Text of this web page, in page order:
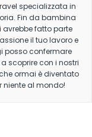
specializzata in
Fin da bambina
fatto parte
il tuo lavoro e
posso confermare
scoprire con i nostri
ormai è diventato
niente al mondo!